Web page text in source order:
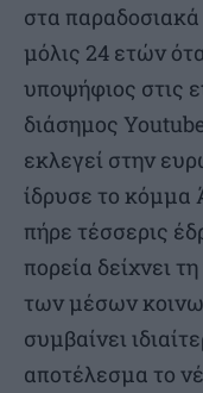
στα
μόλις 24 ετών
υποψήφιος στις
διάσημος
εκλεγεί στην
ίδρυσε το κόμμα
πήρε τέσσερις
πορεία δείχνει
των μέσων
συμβαίνει
αποτέλεσμα το